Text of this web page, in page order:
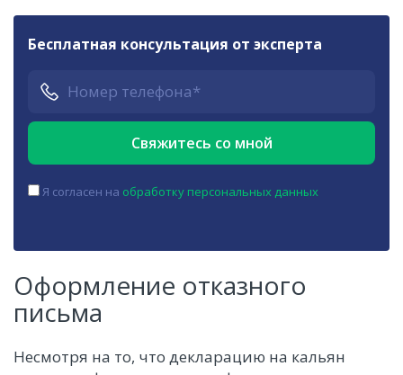
Бесплатная консультация от эксперта
Я согласен на обработку персональных данных
Оформление отказного
письма
Несмотря на то, что декларацию на кальян